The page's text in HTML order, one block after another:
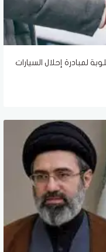
لمبادرة إحلال السيارات